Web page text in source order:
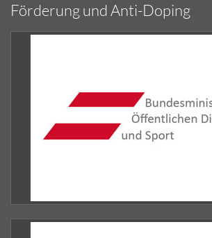
Förderung und Anti-Doping